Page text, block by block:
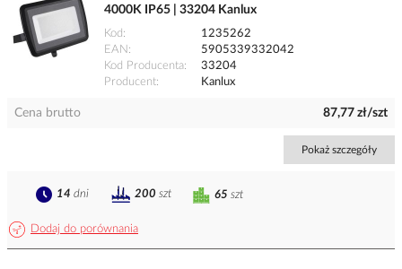
4000K IP65 | 33204 Kanlux
Kod
1235262
EAN
5905339332042
Kod Producenta
33204
Producent
Kanlux
Cena brutto 87,77 zł/szt
Pokaż szczegóły
Dodaj do porównania
65 szt
14 dni 200 szt